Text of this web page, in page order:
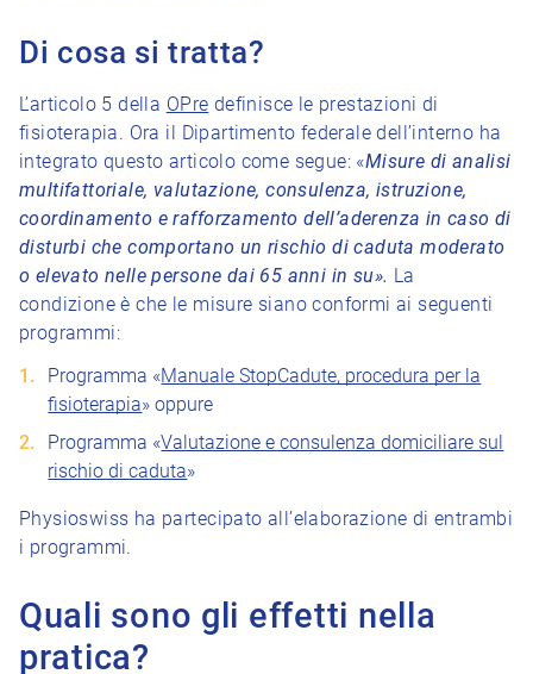
Di cosa si tratta?
L’articolo 5 della OPre definisce le prestazioni di
fisioterapia. Ora il Dipartimento federale dell’interno ha
integrato questo articolo come segue: «Misure di analisi
multifattoriale, valutazione, consulenza, istruzione,
coordinamento e rafforzamento dell’aderenza in caso di
disturbi che comportano un rischio di caduta moderato
o elevato nelle persone dai 65‎ anni in su». La
condizione è che le misure siano conformi ai seguenti
programmi:
Programma «Manuale StopCadute, procedura per la
fisioterapia» oppure
Programma «Valutazione e consulenza domiciliare sul
rischio di caduta»
Physioswiss ha partecipato all’elaborazione di entrambi
i programmi.
Quali sono gli effetti nella
pratica?